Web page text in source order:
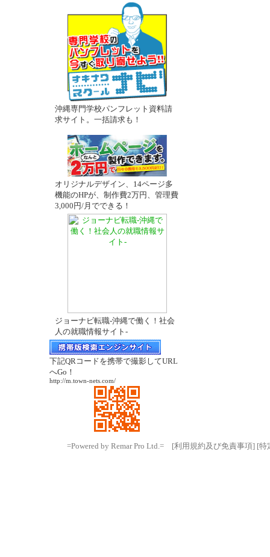
沖縄専門学校パンフレット資料請
求サイト。一括請求も！
オリジナルデザイン、14ページ多
機能のHPが、制作費2万円、管理費
3,000円/月でできる！
ジョーナビ転職-沖縄で働く！社会
人の就職情報サイト-
下記QRコードを携帯で撮影してURL
へGo！
http://m.town-nets.com/
=Powered by Remar Pro Ltd.= [利用規約及び免責事項] [特